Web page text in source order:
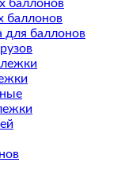
баллонов
баллонов
для баллонов